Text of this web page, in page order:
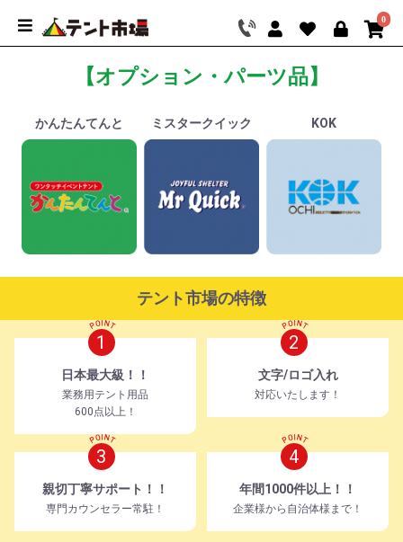
0
【オプション・パーツ品】
かんたんてんと ミスタークイック KOK
テント市場の特徴
1
日本最大級！！
業務用テント用品
600点以上！
2
文字/ロゴ入れ
対応いたします！
3
親切丁寧サポート！！
専門カウンセラー常駐！
4
年間1000件以上！！
企業様から自治体様まで！